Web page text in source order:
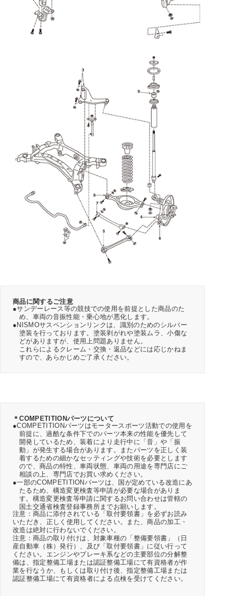
商品に関するご注意
●サンデーレース等の競技での使用を前提とした商品のた
め、車両の音振性能・乗心地が悪化します。
●NISMOサスペンションリンクは、識別のためのシルバー
塗装を行っております。塗装剥がれや塗装ムラ、小傷な
どがありますが、使用上問題ありません。
これらによるクレーム・交換・返品などには応じかねま
すので、あらかじめご了承ください。
＊COMPETITIONパーツについて
●COMPETITIONパーツはモータースポーツ活動での使用を
前提に、過酷な条件下でのパーツ本来の性能を優先して
開発しているため、装着により走行中に「音」や「振
動」が発生する場合があります。またパーツを正しく装
着するための細かなセッティングや技術を必要とします
ので、商品の特性、車両状態、車両の用途を専門店にご
相談の上、専門店でお買い求めください。
●一部のCOMPETITIONパーツは、国が定めている改造にあ
たるため、構造変更検査等申請が必要な場合がありま
す。構造変更検査等申請に関するお問い合わせは管轄の
国土交通省検査登録事務所までお願いします。
注意：商品に添付されている「取付要領書」を必ずお読み
いただき、正しく使用してください。また、商品の加工・
改造は絶対に行わないでください。
注意：商品の取り付けは、対象車種の「整備要領書」（日
産自動車（株）発行）、及び「取付要領書」に従い行って
ください。エンジンやブレーキ系などの主要部位の分解整
備は、指定整備工場または認証整備工場にて有資格者が作
業を行なうか、もしくは取り付け後、指定整備工場または
認証整備工場にて有資格者による点検を受けてください。